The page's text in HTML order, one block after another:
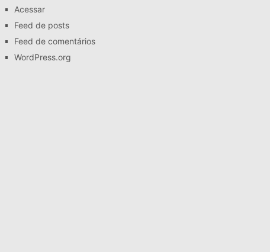
Acessar
Feed de posts
Feed de comentários
WordPress.org